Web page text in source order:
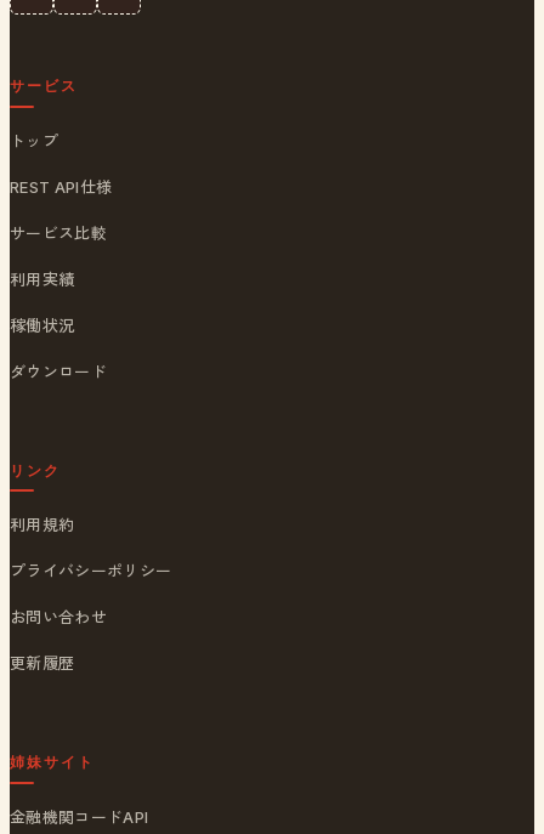
サービス
トップ
REST API仕様
サービス比較
利用実績
稼働状況
ダウンロード
リンク
利用規約
プライバシーポリシー
お問い合わせ
更新履歴
姉妹サイト
金融機関コードAPI